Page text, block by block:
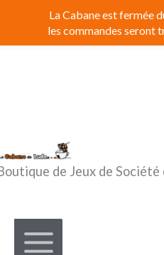
contenu
de Jeux de
La Cabane est fermée
les commandes seront